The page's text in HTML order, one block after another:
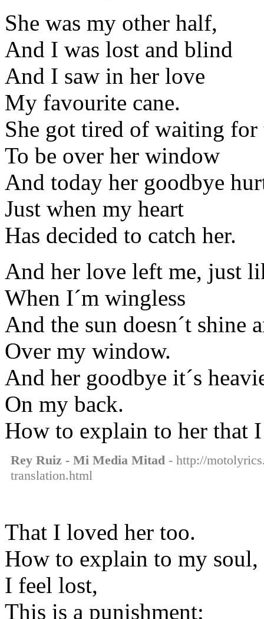
She was my other half,
And I was lost and blind
And I saw in her love
My favourite cane.
She got tired of waiting for
To be over her window
And today her goodbye
Just when my heart
Has decided to catch her.
And her love left me, just
When I´m wingless
And the sun doesn´t shine
Over my window.
And her goodbye it´s
On my back.
How to explain to her that
Rey Ruiz - Mi Media Mitad - http://
translation.html
That I loved her too.
How to explain to my soul,
I feel lost,
This is a punishment;